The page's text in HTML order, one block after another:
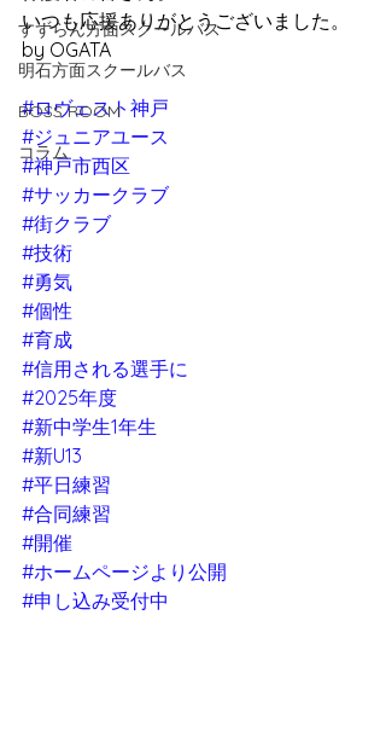
すずらん方面スクールバス
明石方面スクールバス
BOSS ROOM
コラム
いつも応援ありがとうございました。
by OGATA
#ロヴェスト神戸
#ジュニアユース
#神戸市西区
#サッカークラブ
#街クラブ
#技術
#勇気
#個性
#育成
#信用される選手に
#2025年度
#新中学生1年生
#新U13
#平日練習
#合同練習
#開催
#ホームページより公開
#申し込み受付中